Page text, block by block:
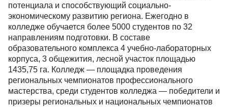
потенциала и способствующий социально-
экономическому развитию региона. Ежегодно в
колледже обучается более 5000 студентов по 32
направлениям подготовки. В составе
образовательного комплекса 4 учебно-лабораторных
корпуса, 3 общежития, лесной участок площадью
1435,75 га. Колледж — площадка проведения
региональных чемпионатов профессионального
мастерства, среди студентов колледжа — победители и
призеры региональных и национальных чемпионатов